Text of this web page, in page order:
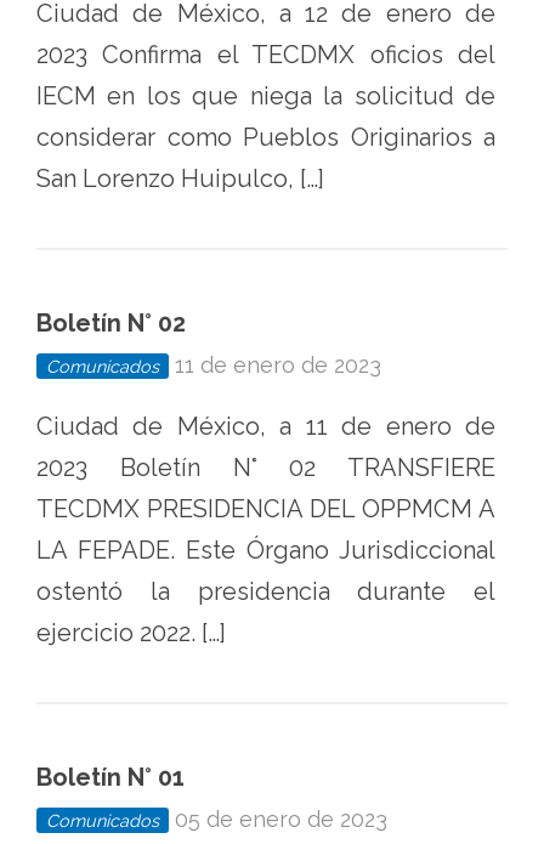
Ciudad de México, a 12 de enero de
2023 Confirma el TECDMX oficios del
IECM en los que niega la solicitud de
considerar como Pueblos Originarios a
San Lorenzo Huipulco, […]
Boletín N° 02
Comunicados 11 de enero de 2023
Ciudad de México, a 11 de enero de
2023 Boletín N° 02 TRANSFIERE
TECDMX PRESIDENCIA DEL OPPMCM A
LA FEPADE. Este Órgano Jurisdiccional
ostentó la presidencia durante el
ejercicio 2022. […]
Boletín N° 01
Comunicados 05 de enero de 2023